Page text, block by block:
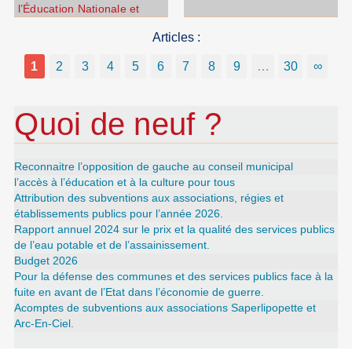
l’Éducation Nationale et
responsabilisation.
Articles :
1 2 3 4 5 6 7 8 9 … 30 ∞
Quoi de neuf ?
Reconnaitre l’opposition de gauche au conseil municipal
l’accès à l’éducation et à la culture pour tous
Attribution des subventions aux associations, régies et
établissements publics pour l’année 2026.
Rapport annuel 2024 sur le prix et la qualité des services publics
de l’eau potable et de l’assainissement.
Budget 2026
Pour la défense des communes et des services publics face à la
fuite en avant de l’Etat dans l’économie de guerre.
Acomptes de subventions aux associations Saperlipopette et
Arc-En-Ciel.